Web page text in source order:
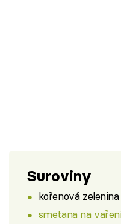
Suroviny
kořenová zelenina
smetana na